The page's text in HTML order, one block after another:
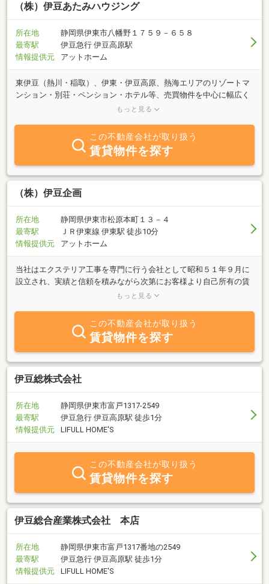
（株）伊豆あたみハウジング
所在地
静岡県伊東市八幡野１７５９－６５８
最寄駅
伊豆急行 伊豆高原駅
情報提供元
アットホーム
東伊豆（熱川・稲取）、伊東・伊豆高原、熱海エリアのリゾートマ
ンション・別荘・ペンション・ホテル等、売買物件を中心に幅広く
取り扱っております。どうぞお気軽にご相談下さい。売却のご相談
もっと見る
この不動産会社が取り扱う
賃貸物件を探す
（株）伊豆企画
所在地
静岡県伊東市松原本町１３－４
最寄駅
ＪＲ伊東線 伊東駅 徒歩10分
情報提供元
アットホーム
当社はエクステリア工事を専門に行う会社として昭和５１年９月に
設立され、実績と信頼を積みながら次第にお客様より自己所有の賃
貸物件管理を依頼されるようになりました。昭和５４年４月より賃
上の管理を依頼されております。住まいはお客様にとって欠かすこ
との出来ない生活の拠点です。ですから、お部屋探しは夢がいっぱ
いです。そんなお客様の夢が叶えられるように、誠心誠意お手伝い
させて頂きたいと思っております。そうしたなかで、更なる実績と
信頼を重ねていけたらと願っております。
もっと見る
この不動産会社が取り扱う
賃貸物件を探す
伊豆総株式会社
所在地
静岡県伊東市富戸1317-2549
最寄駅
伊豆急行 伊豆高原駅 徒歩1分
情報提供元
LIFULL HOME'S
この不動産会社が取り扱う
賃貸物件を探す
伊豆総合産業株式会社 本店
所在地
静岡県伊東市富戸1317番地の2549
最寄駅
伊豆急行 伊豆高原駅 徒歩1分
情報提供元
LIFULL HOME'S